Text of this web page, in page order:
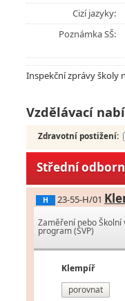
Cizí jazyky:
Poznámka SŠ:
Inspekční zprávy školy
Vzdělávací
Zdravotní postižení:
Střední
H 23-55-H/01
Zaměření nebo Školní
program (ŠVP)
Klempíř
porovnat